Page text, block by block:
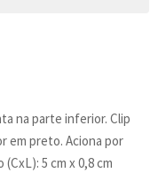
na parte inferior. Clip
em preto. Aciona por
5 cm x 0,8 cm